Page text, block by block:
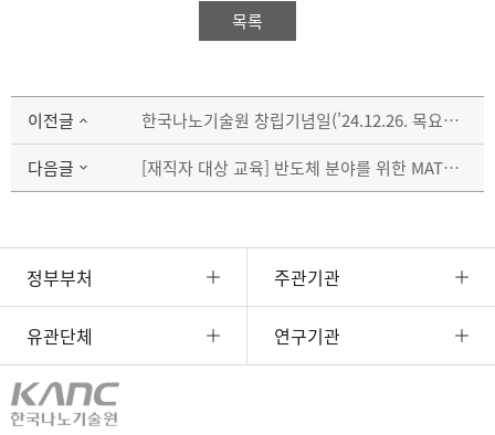
목록
이전글
한국나노기술원 창립기념일('24.12.26. 목요일) 휴무 안내
다음글
[재직자 대상 교육] 반도체 분야를 위한 MATLAB 기초 및 AI 모델링 교육생 모집 안내
정부부처 주관기관
유관단체 연구기관